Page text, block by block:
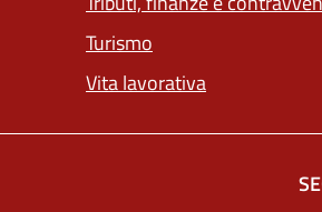
Turismo
Vita lavorativa